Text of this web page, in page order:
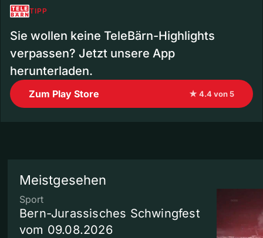
TIPP
Sie wollen keine TeleBärn-Highlights
verpassen? Jetzt unsere App
herunterladen.
Zum Play Store ★ 4.4 von 5
Meistgesehen
Sport
Bern-Jurassisches Schwingfest
vom 09.08.2026